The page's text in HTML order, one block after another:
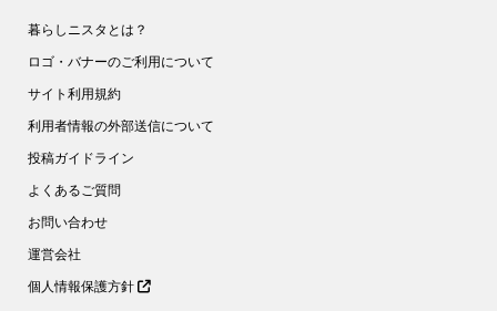
暮らしニスタとは？
ロゴ・バナーのご利用について
サイト利用規約
利用者情報の外部送信について
投稿ガイドライン
よくあるご質問
お問い合わせ
運営会社
個人情報保護方針